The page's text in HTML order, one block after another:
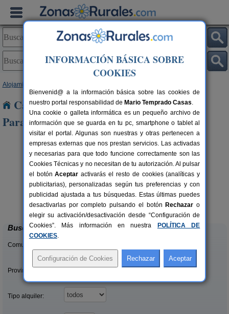
Alojamientos
Casas Rurales cerca de Urdiales del
Paramo
8+1 pers.
desde27 €
Complejo Rural Aguas Frías
La Omañuela (León)
Buscar
Comunidades:
Provincias/Islas:
Tipo alquiler:
INFORMACIÓN BÁSICA SOBRE
COOKIES
Bienvenid@ a la información básica sobre las cookies de
nuestro portal responsabilidad de Mario Temprado Casas.
Una cookie o galleta informática es un pequeño archivo de
información que se guarda en tu pc, smartphone o tablet al
visitar el portal. Algunas son nuestras y otras pertenecen a
empresas externas que nos prestan servicios. Las activadas
y necesarias para que todo funcione correctamente son las
Cookies Técnicas y no necesitan de tu autorización. Al pulsar
el botónAceptar activarás el resto de cookies (analíticas y
publicitarias), personalizadas según tus preferencias y con
publicidad ajustada a tus búsquedas. Estas últimas puedes
desactivarlas por completo pulsando el botón Rechazar o
elegir su activación/desactivación desde “Configuración de
Cookies”. Más información en nuestra
POLÍTICA DE
COOKIES.